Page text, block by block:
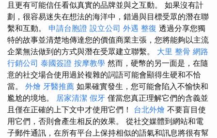
且更有可能信任看似真實的品牌並與之互動。 如果沒有計
劃，很容易迷失在想法的海洋中，錯過與目標受眾的潛在聯
繫和互動。 申請台胞證 設立公司 外遇 整復 透過分享您獨
特的故事並清楚地傳達您的價值商業主張，您將能夠以主流
企業無法做到的方式與潛在受眾建立聯繫。 大里 整骨 網路
行銷公司 泰國簽證 按摩教學 然而，硬幣的另一面是，在隨
意的社交場合使用過於複雜的詞語可能會顯得生硬和不恰
當。 外燴 牙醫推薦 如果確實發生，您可能會陷入不愉快和
尷尬的境地。 居家清潔 假牙 僅當您真正理解它們的含義並
且僅在正確的上下文中才使用它們！ 台北外燴 不要盲目使
用它們，否則會產生相反的效果。 從社交媒體到網站和電
子郵件通訊，在所有平台上保持相似的語氣和訊息將很有幫